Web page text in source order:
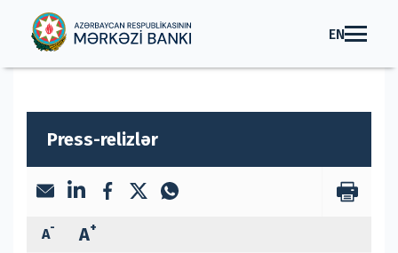
EN
Press-relizlər
A- A+